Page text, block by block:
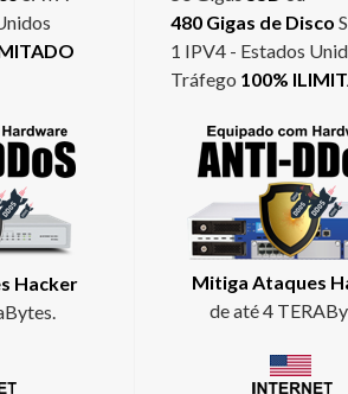
480 Gigas de Disco
1 IPV4 - Estados
Tráfego 100%
Hacker
Mitiga Ataques
de até 4